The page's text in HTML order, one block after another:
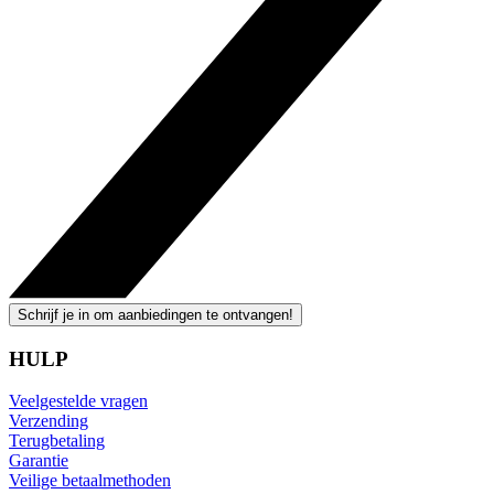
Schrijf je in om aanbiedingen te ontvangen!
HULP
Veelgestelde vragen
Verzending
Terugbetaling
Garantie
Veilige betaalmethoden